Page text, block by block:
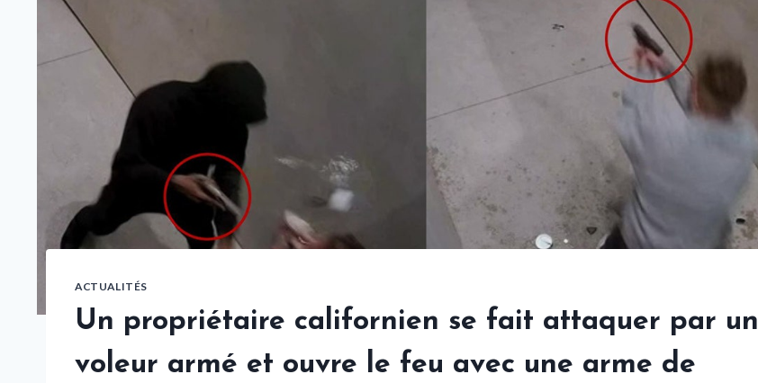
ACTUALITÉS
Un propriétaire californien se fait attaquer par un
voleur armé et ouvre le feu avec une arme de